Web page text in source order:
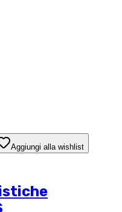
Aggiungi alla wishlist